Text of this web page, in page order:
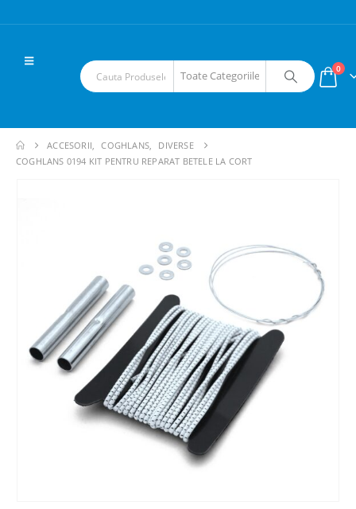
0
ACCESORII, COGHLANS,
DIVERSE
COGHLANS 0194 KIT PENTRU REPARAT BETELE LA CORT